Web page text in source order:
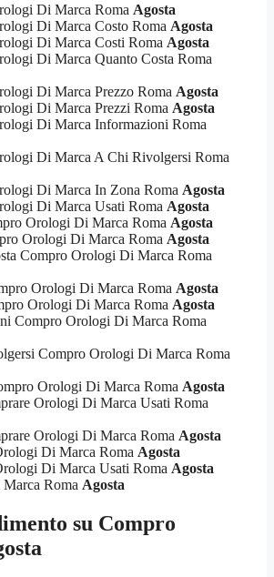
Di Marca Roma Agosta
Di Marca Costo Roma Agosta
Di Marca Costi Roma Agosta
Di Marca Quanto Costa Roma
Di Marca Prezzo Roma Agosta
Di Marca Prezzi Roma Agosta
Di Marca Informazioni Roma
Di Marca A Chi Rivolgersi Roma
Di Marca In Zona Roma Agosta
Di Marca Usati Roma Agosta
Orologi Di Marca Roma Agosta
Orologi Di Marca Roma Agosta
Compro Orologi Di Marca Roma
Orologi Di Marca Roma Agosta
Orologi Di Marca Roma Agosta
Compro Orologi Di Marca Roma
Compro Orologi Di Marca Roma
Orologi Di Marca Roma Agosta
Orologi Di Marca Usati Roma
Orologi Di Marca Roma Agosta
Di Marca Roma Agosta
Di Marca Usati Roma Agosta
Roma Agosta
su Compro